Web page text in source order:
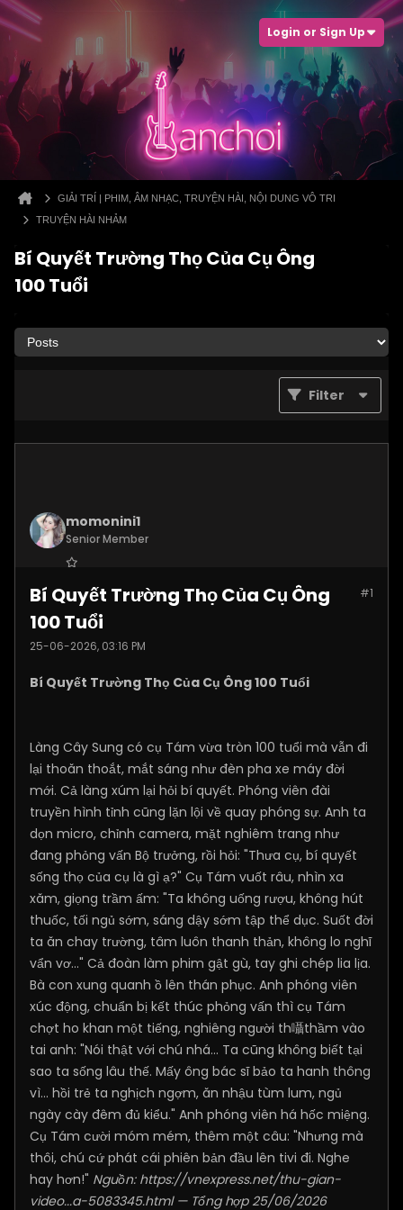
Login or Sign Up
GIẢI TRÍ | PHIM, ÂM NHẠC, TRUYỆN HÀI, NỘI DUNG VÔ TRI
TRUYỆN HÀI NHẢM
Bí Quyết Trường Thọ Của Cụ Ông
100 Tuổi
Filter
momonini1
Senior Member
Posts: 5399 #1
Bí Quyết Trường Thọ Của Cụ Ông
100 Tuổi
25-06-2026, 03:16 PM
Bí Quyết Trường Thọ Của Cụ Ông 100 Tuổi
Làng Cây Sung có cụ Tám vừa tròn 100 tuổi mà vẫn đi
lại thoăn thoắt, mắt sáng như đèn pha xe máy đời
mới. Cả làng xúm lại hỏi bí quyết. Phóng viên đài
truyền hình tỉnh cũng lặn lội về quay phóng sự. Anh ta
dọn micro, chỉnh camera, mặt nghiêm trang như
đang phỏng vấn Bộ trưởng, rồi hỏi: "Thưa cụ, bí quyết
sống thọ của cụ là gì ạ?" Cụ Tám vuốt râu, nhìn xa
xăm, giọng trầm ấm: "Ta không uống rượu, không hút
thuốc, tối ngủ sớm, sáng dậy sớm tập thể dục. Suốt đời
ta ăn chay trường, tâm luôn thanh thản, không lo nghĩ
vẩn vơ..." Cả đoàn làm phim gật gù, tay ghi chép lia lịa.
Bà con xung quanh ồ lên thán phục. Anh phóng viên
xúc động, chuẩn bị kết thúc phỏng vấn thì cụ Tám
chợt ho khan một tiếng, nghiêng người th囁thầm vào
tai anh: "Nói thật với chú nhá... Ta cũng không biết tại
sao ta sống lâu thế. Mấy ông bác sĩ bảo ta hanh thông
vì... hồi trẻ ta nghịch ngợm, ăn nhậu tùm lum, ngủ
ngày cày đêm đủ kiểu." Anh phóng viên há hốc miệng.
Cụ Tám cười móm mém, thêm một câu: "Nhưng mà
thôi, chú cứ phát cái phiên bản đầu lên tivi đi. Nghe
hay hơn!" Nguồn: https://vnexpress.net/thu-gian-
video...a-5083345.html— Tổng hợp 25/06/2026